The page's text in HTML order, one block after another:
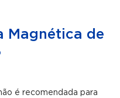
Magnética de
é recomendada para